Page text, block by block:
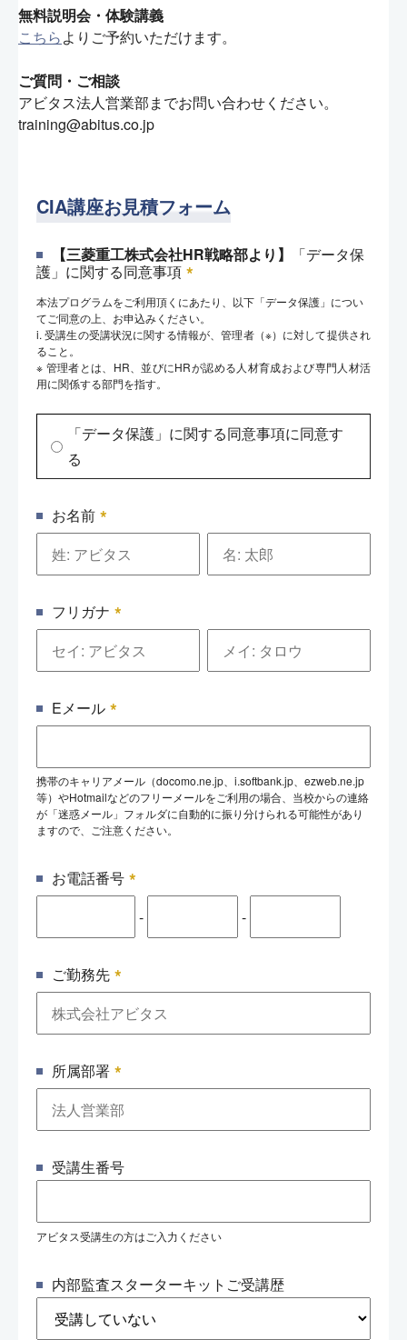
無料説明会・体験講義
こちらよりご予約いただけます。
ご質問・ご相談
アビタス法人営業部までお問い合わせください。
training@abitus.co.jp
CIA講座お見積フォーム
【三菱重工株式会社HR戦略部より】
「データ保
護」に関する同意事項 *
本法プログラムをご利用頂くにあたり、以下「データ保護」につい
てご同意の上、お申込みください。
i. 受講生の受講状況に関する情報が、管理者（※）に対して提供され
ること。
※ 管理者とは、HR、並びにHRが認める人材育成および専門人材活
用に関係する部門を指す。
「データ保護」に関する同意事項に同意す
る
お名前 *
フリガナ *
Eメール *
携帯のキャリアメール（docomo.ne.jp、i.softbank.jp、ezweb.ne.jp
等）やHotmailなどのフリーメールをご利用の場合、当校からの連絡
が「迷惑メール」フォルダに自動的に振り分けられる可能性があり
ますので、ご注意ください。
お電話番号 *
- -
ご勤務先 *
所属部署 *
受講生番号
アビタス受講生の方はご入力ください
内部監査スターターキットご受講歴